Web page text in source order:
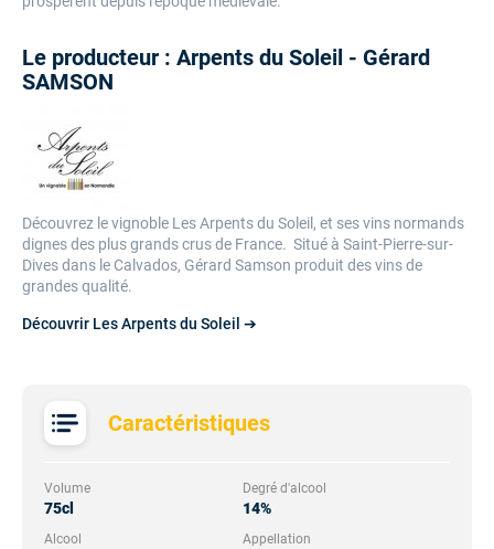
Caractéristiques
Volume
75cl
Degré d'alcool
14%
Alcool Appellation
Le producteur : Arpents du Soleil - Gérard
SAMSON
Découvrez le vignoble Les Arpents du Soleil, et ses vins normands
dignes des plus grands crus de France. Situé à Saint-Pierre-sur-
Dives dans le Calvados, Gérard Samson produit des vins de
grandes qualité.
Découvrir Les Arpents du Soleil ➔